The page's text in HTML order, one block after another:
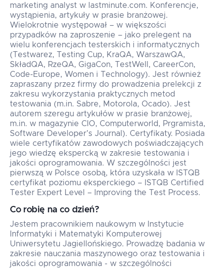
marketing analyst w lastminute.com. Konferencje,
wystąpienia, artykuły w prasie branżowej.
Wielokrotnie występował – w większości
przypadków na zaproszenie – jako prelegent na
wielu konferencjach testerskich i informatycznych
(Testwarez, Testing Cup, KraQA, WarszawQA,
SkładQA, RzeQA, GigaCon, TestWell, CareerCon,
Code-Europe, Women i Technology). Jest również
zapraszany przez firmy do prowadzenia prelekcji z
zakresu wykorzystania praktycznych metod
testowania (m.in. Sabre, Motorola, Ocado). Jest
autorem szeregu artykułów w prasie branżowej,
m.in. w magazynie CIO, Computerworld, Prgramista,
Software Developer’s Journal). Certyfikaty. Posiada
wiele certyfikatów zawodowych poświadczających
jego wiedzę ekspercką w zakresie testowania i
jakości oprogramowania. W szczególności jest
pierwszą w Polsce osobą, która uzyskała w ISTQB
certyfikat poziomu eksperckiego – ISTQB Certified
Tester Expert Level – Improving the Test Process.
Co robię na co dzień?
Jestem pracownikiem naukowym w Instytucie
Informatyki i Matematyki Komputerowej
Uniwersytetu Jagiellońskiego. Prowadzę badania w
zakresie nauczania maszynowego oraz testowania i
jakości oprogramowania - w szczególności